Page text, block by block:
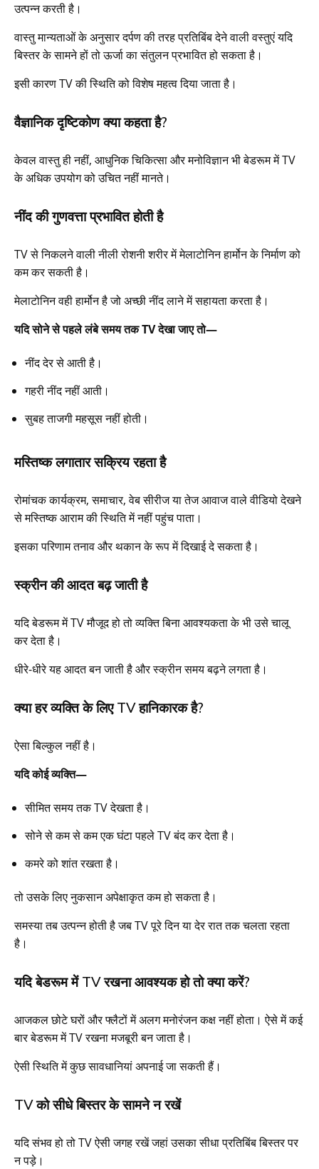
उत्पन्न करती है।
वास्तु मान्यताओं के अनुसार दर्पण की तरह प्रतिबिंब देने वाली वस्तुएं यदि
बिस्तर के सामने हों तो ऊर्जा का संतुलन प्रभावित हो सकता है।
इसी कारण TV की स्थिति को विशेष महत्व दिया जाता है।
वैज्ञानिक दृष्टिकोण क्या कहता है?
केवल वास्तु ही नहीं, आधुनिक चिकित्सा और मनोविज्ञान भी बेडरूम में TV
के अधिक उपयोग को उचित नहीं मानते।
नींद की गुणवत्ता प्रभावित होती है
TV से निकलने वाली नीली रोशनी शरीर में मेलाटोनिन हार्मोन के निर्माण को
कम कर सकती है।
मेलाटोनिन वही हार्मोन है जो अच्छी नींद लाने में सहायता करता है।
यदि सोने से पहले लंबे समय तक TV देखा जाए तो—
नींद देर से आती है।
गहरी नींद नहीं आती।
सुबह ताजगी महसूस नहीं होती।
मस्तिष्क लगातार सक्रिय रहता है
रोमांचक कार्यक्रम, समाचार, वेब सीरीज या तेज आवाज वाले वीडियो देखने
से मस्तिष्क आराम की स्थिति में नहीं पहुंच पाता।
इसका परिणाम तनाव और थकान के रूप में दिखाई दे सकता है।
स्क्रीन की आदत बढ़ जाती है
यदि बेडरूम में TV मौजूद हो तो व्यक्ति बिना आवश्यकता के भी उसे चालू
कर देता है।
धीरे-धीरे यह आदत बन जाती है और स्क्रीन समय बढ़ने लगता है।
क्या हर व्यक्ति के लिए TV हानिकारक है?
ऐसा बिल्कुल नहीं है।
यदि कोई व्यक्ति—
सीमित समय तक TV देखता है।
सोने से कम से कम एक घंटा पहले TV बंद कर देता है।
कमरे को शांत रखता है।
तो उसके लिए नुकसान अपेक्षाकृत कम हो सकता है।
समस्या तब उत्पन्न होती है जब TV पूरे दिन या देर रात तक चलता रहता
है।
यदि बेडरूम में TV रखना आवश्यक हो तो क्या करें?
आजकल छोटे घरों और फ्लैटों में अलग मनोरंजन कक्ष नहीं होता। ऐसे में कई
बार बेडरूम में TV रखना मजबूरी बन जाता है।
ऐसी स्थिति में कुछ सावधानियां अपनाई जा सकती हैं।
TV को सीधे बिस्तर के सामने न रखें
यदि संभव हो तो TV ऐसी जगह रखें जहां उसका सीधा प्रतिबिंब बिस्तर पर
न पड़े।